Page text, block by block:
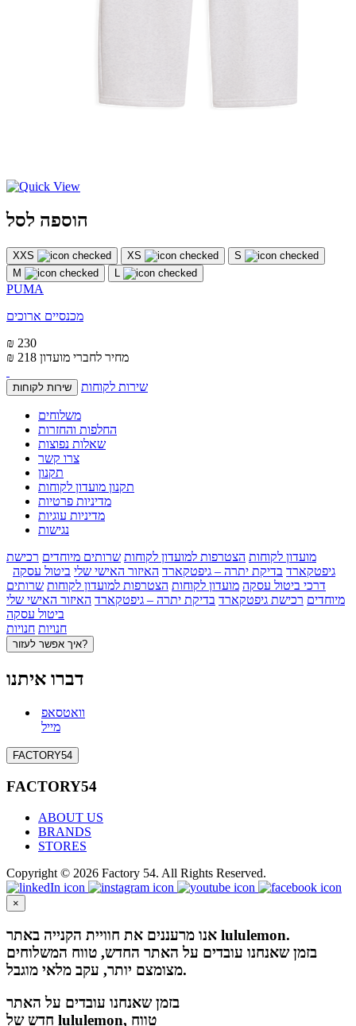
הוספה לסל
XXS XS
S
M
PUMA
מכנסיים ארוכים
₪ 230
₪ 218 מחיר לחברי מועדון
שירות לקוחות שירות לקוחות
משלוחים
החלפות והחזרות
שאלות נפוצות
צרו קשר
תקנון
תקנון מועדון לקוחות
מדיניות פרטיות
מדיניות עוגיות
נגישות
מועדון לקוחות הצטרפות למועדון לקוחות שרותים מיוחדים רכישת
גיפטקארד בדיקת יתרה – גיפטקארד האיזור האישי שלי ביטול עסקה
דרכי ביטול עסקה מועדון לקוחות הצטרפות למועדון לקוחות שרותים
מיוחדים רכישת גיפטקארד בדיקת יתרה – גיפטקארד האיזור האישי שלי
ביטול עסקה
חנויות חנויות
איך אפשר לעזור?
דברו איתנו
וואטסאפ
מייל
FACTORY54
FACTORY54
ABOUT US
BRANDS
STORES
Copyright © 2026 Factory 54. All Rights Reserved.
×
אנו מרעננים את חוויית הקנייה באתר lululemon.
בזמן שאנחנו עובדים על האתר החדש, טווח המשלוחים
מצומצם יותר, עקב מלאי מוגבל.
בזמן שאנחנו עובדים על האתר
חדש של lululemon, טווח